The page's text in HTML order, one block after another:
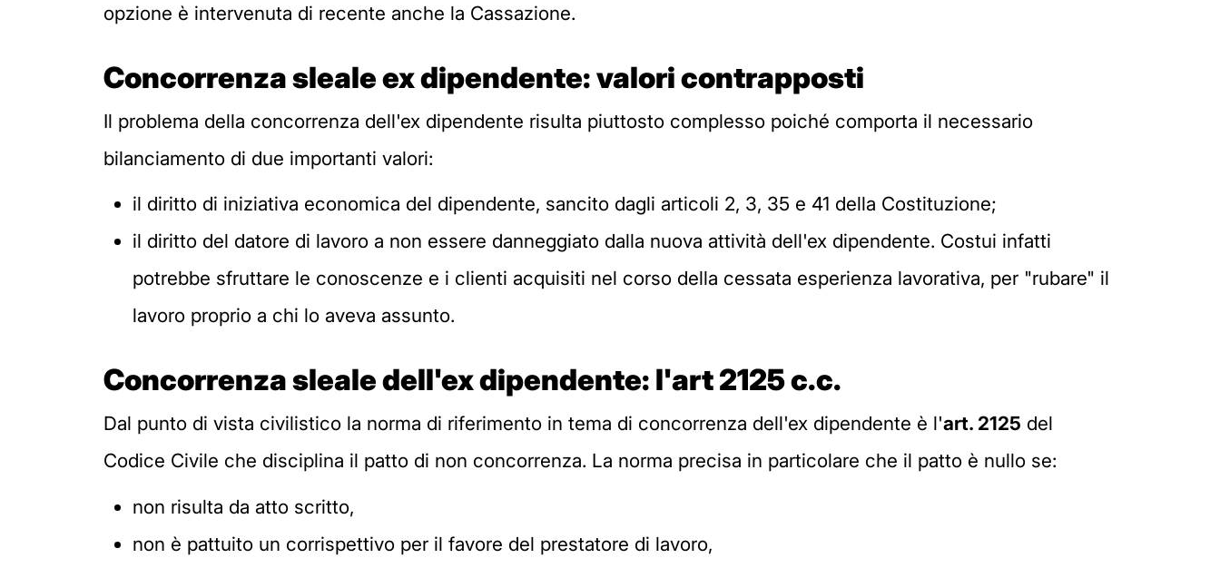
opzione è intervenuta di recente anche la Cassazione.
Concorrenza sleale ex dipendente: valori contrapposti
Il problema della concorrenza dell'ex dipendente risulta piuttosto complesso poiché comporta il necessario
bilanciamento di due importanti valori:
il diritto di iniziativa economica del dipendente, sancito dagli articoli 2, 3, 35 e 41 della Costituzione;
il diritto del datore di lavoro a non essere danneggiato dalla nuova attività dell'ex dipendente. Costui infatti
potrebbe sfruttare le conoscenze e i clienti acquisiti nel corso della cessata esperienza lavorativa, per "rubare" il
lavoro proprio a chi lo aveva assunto.
Concorrenza sleale dell'ex dipendente: l'art 2125 c.c.
Dal punto di vista civilistico la norma di riferimento in tema di concorrenza dell'ex dipendente è l'art. 2125 del
Codice Civile che disciplina il patto di non concorrenza. La norma precisa in particolare che il patto è nullo se:
non risulta da atto scritto,
non è pattuito un corrispettivo per il favore del prestatore di lavoro,